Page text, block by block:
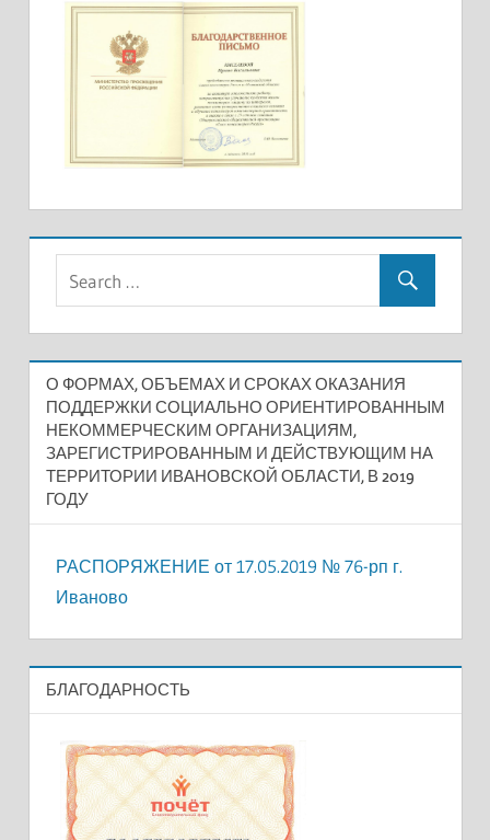
О ФОРМАХ, ОБЪЕМАХ И СРОКАХ ОКАЗАНИЯ
ПОДДЕРЖКИ СОЦИАЛЬНО ОРИЕНТИРОВАННЫМ
НЕКОММЕРЧЕСКИМ ОРГАНИЗАЦИЯМ,
ЗАРЕГИСТРИРОВАННЫМ И ДЕЙСТВУЮЩИМ НА
ТЕРРИТОРИИ ИВАНОВСКОЙ ОБЛАСТИ, В 2019
ГОДУ
РАСПОРЯЖЕНИЕ от 17.05.2019 № 76-рп г.
Иваново
БЛАГОДАРНОСТЬ